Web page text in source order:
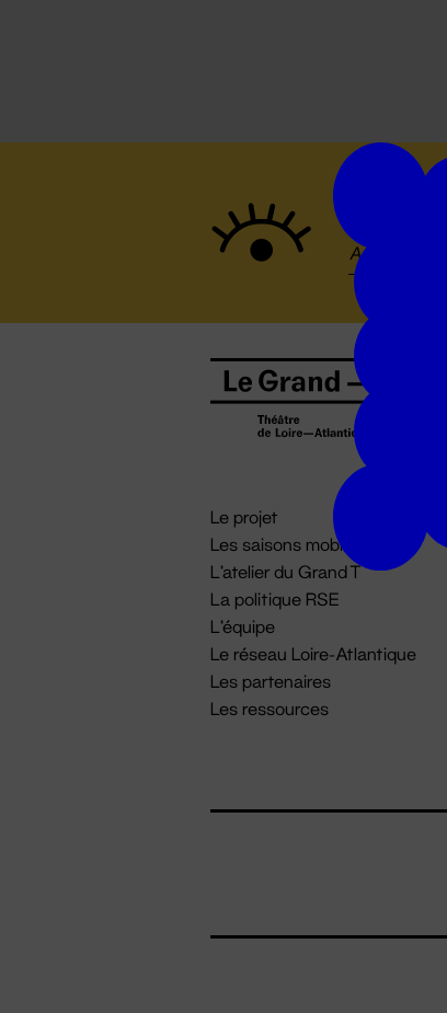
Le projet
Les saisons mobiles
L'atelier du Grand T
La politique RSE
L'équipe
Le réseau Loire-Atlantique
Les partenaires
Les ressources